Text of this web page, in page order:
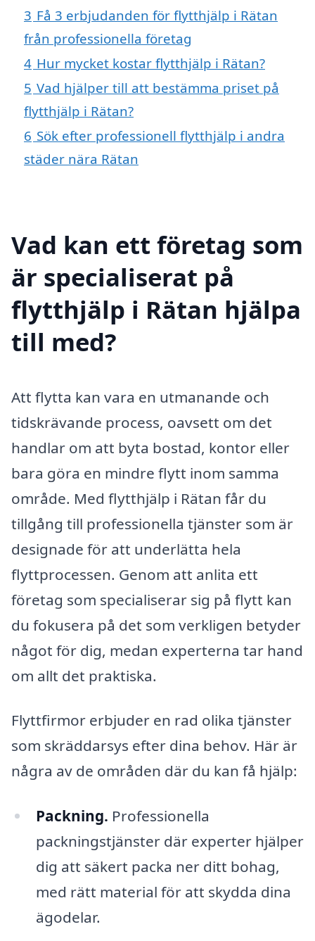
3 Få 3 erbjudanden för flytthjälp i Rätan
från professionella företag
4 Hur mycket kostar flytthjälp i Rätan?
5 Vad hjälper till att bestämma priset på
flytthjälp i Rätan?
6 Sök efter professionell flytthjälp i andra
städer nära Rätan
Vad kan ett företag som
är specialiserat på
flytthjälp i Rätan hjälpa
till med?
Att flytta kan vara en utmanande och
tidskrävande process, oavsett om det
handlar om att byta bostad, kontor eller
bara göra en mindre flytt inom samma
område. Med flytthjälp i Rätan får du
tillgång till professionella tjänster som är
designade för att underlätta hela
flyttprocessen. Genom att anlita ett
företag som specialiserar sig på flytt kan
du fokusera på det som verkligen betyder
något för dig, medan experterna tar hand
om allt det praktiska.
Flyttfirmor erbjuder en rad olika tjänster
som skräddarsys efter dina behov. Här är
några av de områden där du kan få hjälp:
Packning. Professionella
packningstjänster där experter hjälper
dig att säkert packa ner ditt bohag,
med rätt material för att skydda dina
ägodelar.